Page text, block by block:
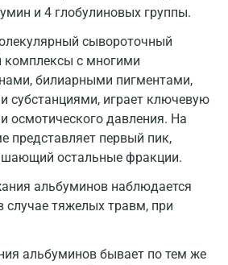
и 4 глобулиновых группы.
сывороточный
комплексы с многими
билиарными пигментами,
субстанциями, играет ключевую
осмотического давления. На
представляет первый пик,
остальные фракции.
альбуминов наблюдается
случае тяжелых травм, при
альбуминов бывает по тем же